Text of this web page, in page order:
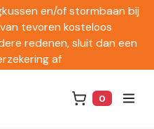
en/of stormbaan bij
tevoren kosteloos
redenen, sluit dan een
af
0